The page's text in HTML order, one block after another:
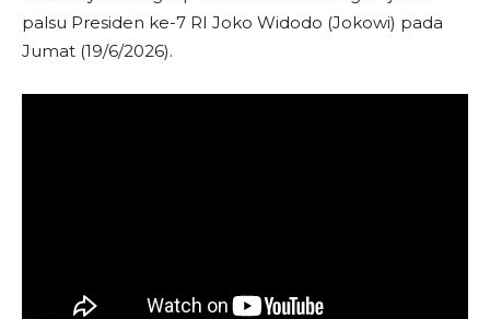
palsu Presiden ke-7 RI Joko Widodo (Jokowi) pada
Jumat (19/6/2026).